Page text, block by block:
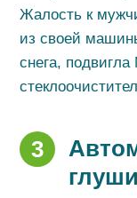
Жалость к
из своей
снега,
3